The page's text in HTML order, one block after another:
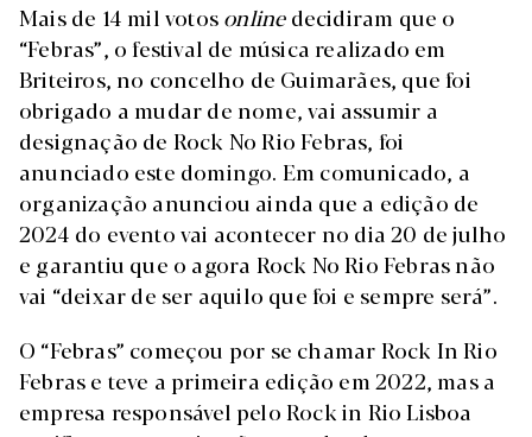
Mais de 14 mil votosonlinedecidiram que o
“Febras”, o festival de música realizado em
Briteiros, no concelho de Guimarães, que foi
obrigado a mudar de nome, vai assumir a
designação de Rock No Rio Febras, foi
anunciado este domingo. Em comunicado, a
organização anunciou ainda que a edição de
2024 do evento vai acontecer no dia 20 de julho
e garantiu que o agora Rock No Rio Febras não
vai “deixar de ser aquilo que foi e sempre será”.
O “Febras” começou por se chamar Rock In Rio
Febras e teve a primeira edição em 2022, mas a
empresa responsável pelo Rock in Rio Lisboa